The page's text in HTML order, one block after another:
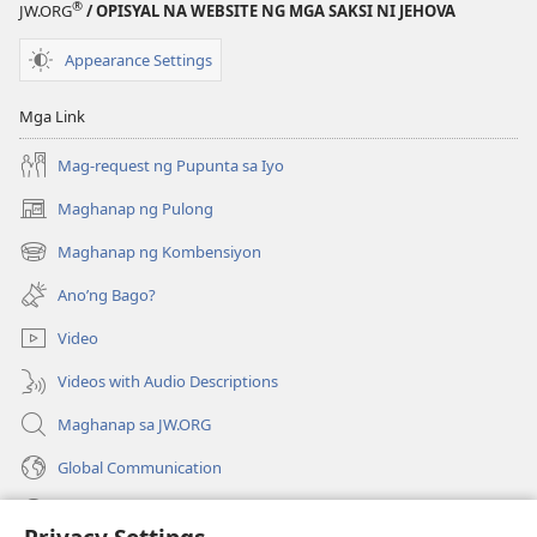
SA
2005
JW.ORG® / OPISYAL NA WEBSITE NG MGA SAKSI NI JEHOVA
Appearance Settings
Mga Link
Mag-request ng Pupunta sa Iyo
Maghanap ng Pulong
(may
bubukas
na
bagong
window)
Maghanap ng Kombensiyon
(may
bubukas
na
bagong
window)
Ano’ng Bago?
Video
Videos with Audio Descriptions
Maghanap sa JW.ORG
Global Communication